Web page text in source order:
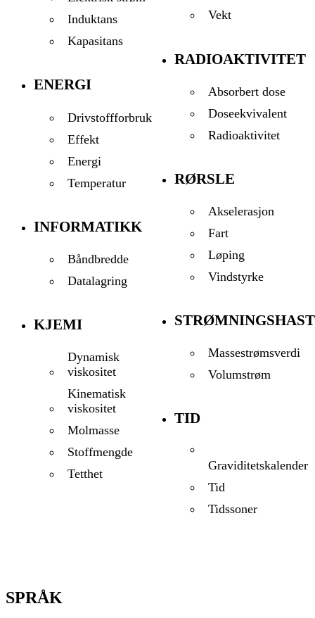
Induktans
Kapasitans
ENERGI
Drivstoffforbruk
Effekt
Energi
Temperatur
INFORMATIKK
Båndbredde
Datalagring
KJEMI
Dynamisk
viskositet
Kinematisk
viskositet
Molmasse
Stoffmengde
Tetthet
Vekt
RADIOAKTIVITET
Absorbert dose
Doseekvivalent
Radioaktivitet
RØRSLE
Akselerasjon
Fart
Løping
Vindstyrke
Massestrømsverdi
Volumstrøm
TID
Graviditetskalender
Tid
Tidssoner
SPRÅK